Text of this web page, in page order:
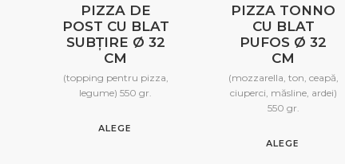
PIZZA DE
POST CU BLAT
SUBȚIRE Ø 32
CM
(topping pentru pizza,
legume) 550 gr.
ALEGE
PIZZA TONNO
CU BLAT
PUFOS Ø 32
CM
(mozzarella, ton, ceapă,
ciuperci, măsline, ardei)
550 gr.
ALEGE